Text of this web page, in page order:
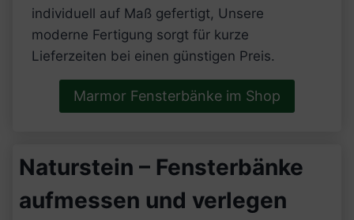
individuell auf Maß gefertigt, Unsere
moderne Fertigung sorgt für kurze
Lieferzeiten bei einen günstigen Preis.
Marmor Fensterbänke im Shop
Naturstein – Fensterbänke
aufmessen und verlegen